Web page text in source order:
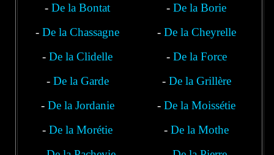
-De la Bontat -De la Borie
-De la Chassagne - De la Cheyrelle
-De la Clidelle - De la Force
- De la Garde - De la Grillère
- De la Jordanie -De la Moissétie
-De la Morétie -De la Mothe